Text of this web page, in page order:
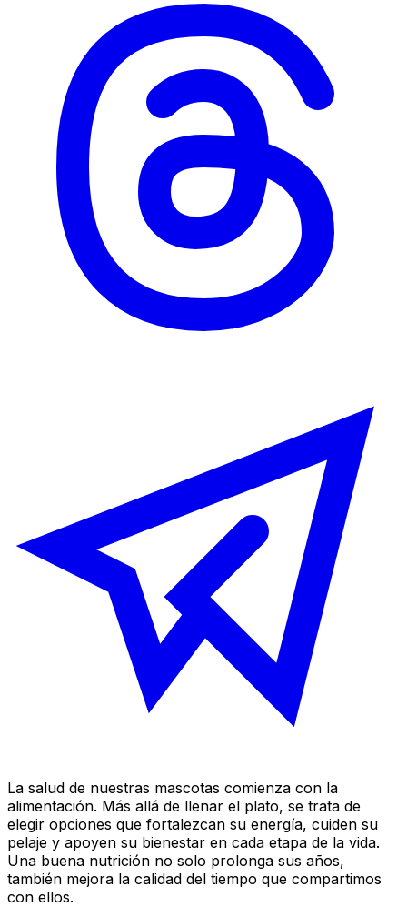
La salud de nuestras mascotas comienza con la
alimentación. Más allá de llenar el plato, se trata de
elegir opciones que fortalezcan su energía, cuiden su
pelaje y apoyen su bienestar en cada etapa de la vida.
Una buena nutrición no solo prolonga sus años,
también mejora la calidad del tiempo que compartimos
con ellos.